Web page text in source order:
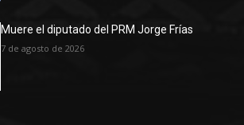
Muere el diputado del PRM Jorge Frías
7 de agosto de 2026